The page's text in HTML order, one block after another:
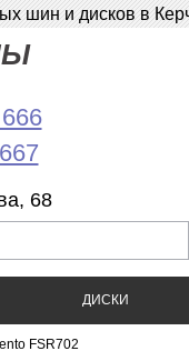
шин и дисков в
68
ДИСКИ
FSR702